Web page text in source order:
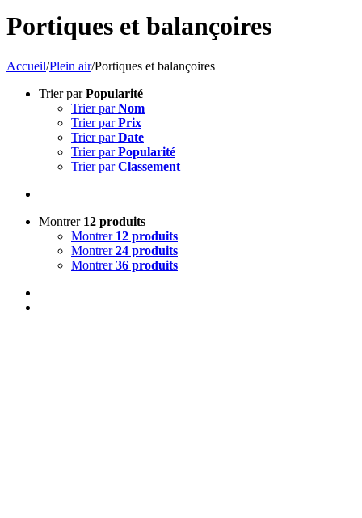
Portiques et balançoires
Accueil/Plein air/Portiques et balançoires
Trier parPopularité
Trier parNom
Trier parPrix
Trier parDate
Trier parPopularité
Trier parClassement
Montrer 12 produits
Montrer 12 produits
Montrer24 produits
Montrer36 produits